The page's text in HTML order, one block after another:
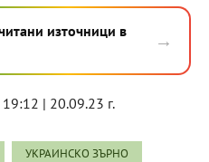
източници в
→
19:12 | 20.09.23 г.
УКРАИНСКО ЗЪРНО